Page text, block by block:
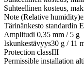
Suhteellinen kosteus,
Note (Relative humidity)
Tärinänkesto standardin
Amplitudi 0,35 mm / 5 g
Iskunkestävyys30 g / 11
Protection classIII
Permissible installation